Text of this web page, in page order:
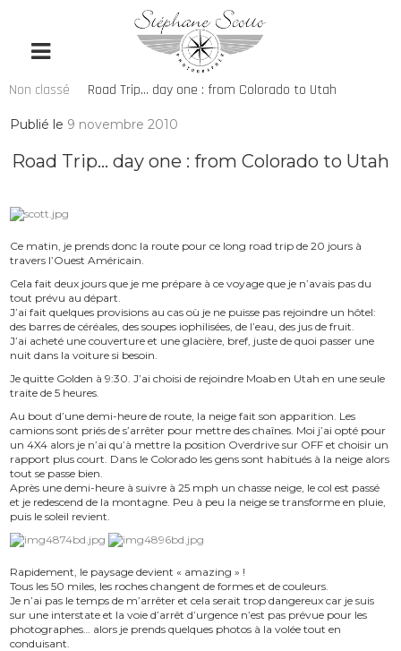
Non classé Road Trip… day one : from Colorado to Utah
Publié le 9 novembre 2010
Road Trip… day one : from Colorado to Utah
Ce matin, je prends donc la route pour ce long road trip de 20 jours à
travers l’Ouest Américain.
Cela fait deux jours que je me prépare à ce voyage que je n’avais pas du
tout prévu au départ.
J’ai fait quelques provisions au cas où je ne puisse pas rejoindre un hôtel:
des barres de céréales, des soupes iophilisées, de l’eau, des jus de fruit.
J’ai acheté une couverture et une glacière, bref, juste de quoi passer une
nuit dans la voiture si besoin.
Je quitte Golden à 9:30. J’ai choisi de rejoindre Moab en Utah en une seule
traite de 5 heures.
Au bout d’une demi-heure de route, la neige fait son apparition. Les
camions sont priés de s’arrêter pour mettre des chaînes. Moi j’ai opté pour
un 4X4 alors je n’ai qu’à mettre la position Overdrive sur OFF et choisir un
rapport plus court. Dans le Colorado les gens sont habitués à la neige alors
tout se passe bien.
Après une demi-heure à suivre à 25 mph un chasse neige, le col est passé
et je redescend de la montagne. Peu à peu la neige se transforme en pluie,
puis le soleil revient.
Rapidement, le paysage devient « amazing » !
Tous les 50 miles, les roches changent de formes et de couleurs.
Je n’ai pas le temps de m’arrêter et cela serait trop dangereux car je suis
sur une interstate et la voie d’arrêt d’urgence n’est pas prévue pour les
photographes… alors je prends quelques photos à la volée tout en
conduisant.